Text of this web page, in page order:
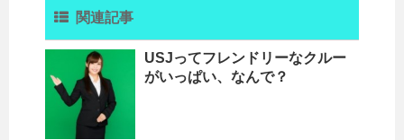
関連記事
USJってフレンドリーなクルー
がいっぱい、なんで？